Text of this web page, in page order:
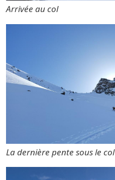
Arrivée au col
La dernière pente sous le col